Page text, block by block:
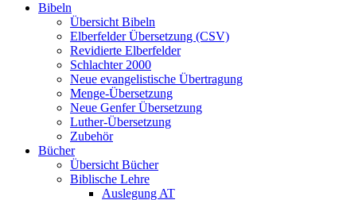
Bibeln
Übersicht Bibeln
Elberfelder Übersetzung (CSV)
Revidierte Elberfelder
Schlachter 2000
Neue evangelistische Übertragung
Menge-Übersetzung
Neue Genfer Übersetzung
Luther-Übersetzung
Zubehör
Bücher
Übersicht Bücher
Biblische Lehre
Auslegung AT